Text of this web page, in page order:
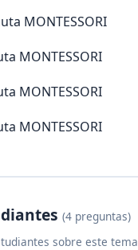
MONTESSORI
MONTESSORI
MONTESSORI
MONTESSORI
(4 preguntas)
sobre este